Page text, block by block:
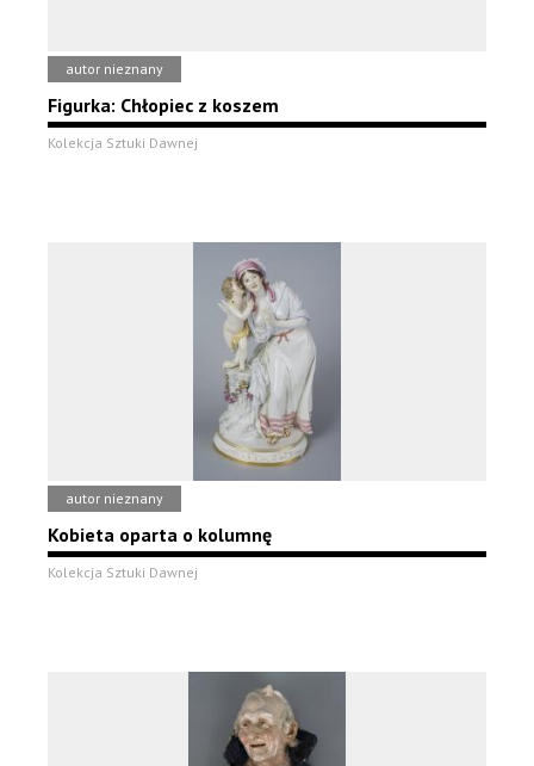
autor nieznany
Figurka: Chłopiec z koszem
Kolekcja Sztuki Dawnej
autor nieznany
Kobieta oparta o kolumnę
Kolekcja Sztuki Dawnej